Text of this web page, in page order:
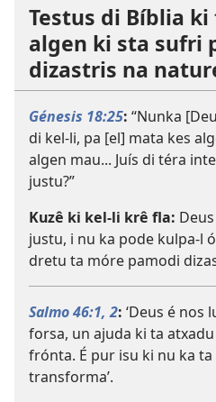
Testus di Bíblia
algen ki sta sufri
dizastris na
Génesis 18:25: “Nunka
di kel-li, pa [el] mata kes
algen mau... Juís di téra
justu?”
Kuzê ki kel-li krê fla:
justu, i nu ka pode kulpa-l
dretu ta móre pamodi
Salmo 46:1, 2: ‘Deus é nos
forsa, un ajuda ki ta
frónta. É pur isu ki nu ka
transforma’.